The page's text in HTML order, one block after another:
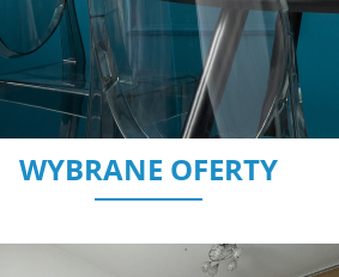
WYBRANE OFERTY